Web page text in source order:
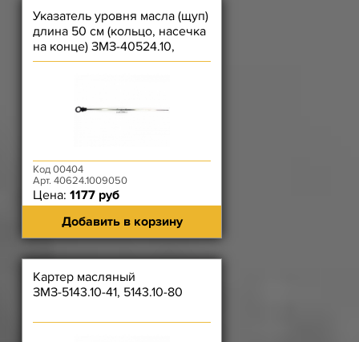
Указатель уровня масла (щуп)
длина 50 см (кольцо, насечка
на конце) ЗМЗ-40524.10,
40525.10, 40904.10
Код 00404
Арт. 40624.1009050
Цена: 1177 руб
Добавить в корзину
Картер масляный
ЗМЗ-5143.10-41, 5143.10-80